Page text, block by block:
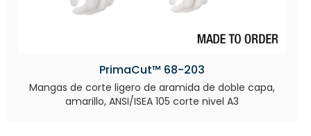
PrimaCut™ 68-203
Mangas de corte ligero de aramida de doble capa,
amarillo, ANSI/ISEA 105 corte nivel A3